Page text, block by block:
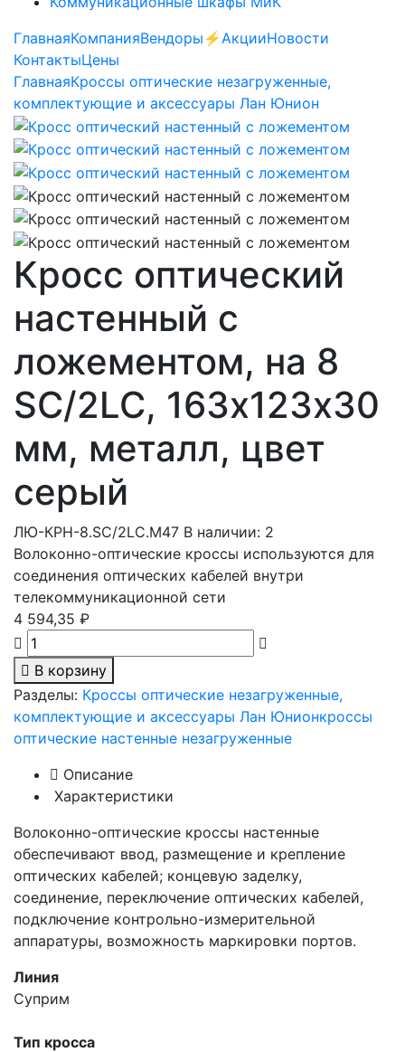
ГлавнаяКомпанияВендоры ⚡️АкцииНовости
КонтактыЦены
ГлавнаяКроссы оптические незагруженные,
комплектующие и аксессуары Лан Юнион
Кросс оптический
настенный с
ложементом, на 8
SC/2LC, 163х123х30
мм, металл, цвет
серый
ЛЮ-КРН-8.SC/2LC.М47 В наличии: 2
Волоконно-оптические кроссы используются для
соединения оптических кабелей внутри
телекоммуникационной сети
4 594,35 ₽
В корзину
Разделы: Кроссы оптические незагруженные,
комплектующие и аксессуары Лан Юнионкроссы
оптические настенные незагруженные
Описание
Характеристики
Волоконно-оптические кроссы настенные
обеспечивают ввод, размещение и крепление
оптических кабелей; концевую заделку,
соединение, переключение оптических кабелей,
подключение контрольно-измерительной
аппаратуры, возможность маркировки портов.
Линия
Суприм
Тип кросса